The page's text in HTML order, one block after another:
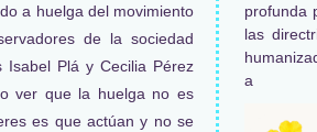
a huelga del movimiento
de la sociedad
Isabel Plá y Cecilia Pérez
ver que la huelga no es
es que actúan y no se
profunda
las
a